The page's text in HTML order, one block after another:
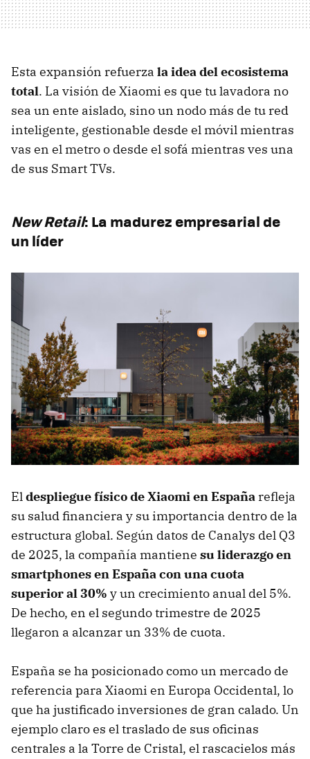
Esta expansión refuerza la idea del ecosistema
total. La visión de Xiaomi es que tu lavadora no
sea un ente aislado, sino un nodo más de tu red
inteligente, gestionable desde el móvil mientras
vas en el metro o desde el sofá mientras ves una
de sus Smart TVs.
New Retail: La madurez empresarial de
un líder
Eldespliegue físico de Xiaomi en España refleja
su salud financiera y su importancia dentro de la
estructura global. Según datos de Canalys del Q3
de 2025, la compañía mantiene su liderazgo en
smartphones en España con una cuota
superior al 30% y un crecimiento anual del 5%.
De hecho, en el segundo trimestre de 2025
llegaron a alcanzar un 33% de cuota.
España se ha posicionado como un mercado de
referencia para Xiaomi en Europa Occidental, lo
que ha justificado inversiones de gran calado. Un
ejemplo claro es el traslado de sus oficinas
centrales a la Torre de Cristal, el rascacielos más